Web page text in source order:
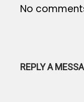
No
REPLY A